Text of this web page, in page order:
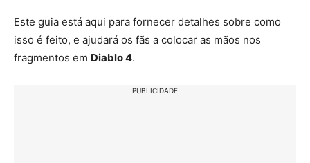
Este guia está aqui para fornecer detalhes sobre como
isso é feito, e ajudará os fãs a colocar as mãos nos
fragmentos em Diablo 4.
PUBLICIDADE